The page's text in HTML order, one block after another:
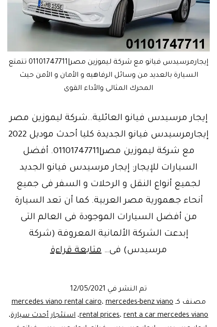
إيجارمرسيدس فيانو مع شركة ليموزين مصر|01101747711 تتمتع
السيارة بالعديد من وسائل الرفاهيه و الأمان و الأمن حيث
المحرك المثالى والأداء القوى
إيجار مرسيدس فيانو العائلية..شركة ليموزين مصر
إيجارمرسيدس فيانو الجديدة كليا أحدث موديل 2022
مع شركة ليموزين مصر|01101747711. أفضل
السيارات للإيجار: إيجار مرسيدس فيانو الجديد
لجميع أنواع النقل و الرحلات و السفر فى جميع
أنحاء جهمورية مصر العربية. كما أن تعد السيارة
من أفضل السيارات الموجودة فى العالم التى
إبدعت الشركة الألمانية المعروفة (شركة
مرسيدس) فى…متابعة قراءةعشاق
فيانو
العائلية
تم النشر في 12/05/2021
مصنف كـ
mercedes viano rental cairo،mercedes-benz viano
rental prices، rent a car mercedes viano ، استئجار أحدث سيارة،